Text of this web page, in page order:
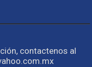
contactenos al